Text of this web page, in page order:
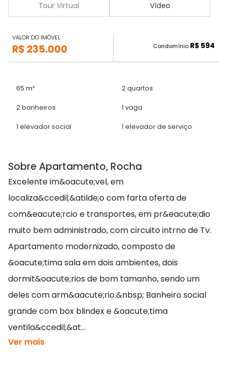
Tour Virtual Vídeo
VALOR DO IMÓVEL
R$ 235.000 Condomínio R$ 594
65 m² 2 quartos
2 banheiros 1 vaga
1 elevador social 1 elevador de serviço
Sobre Apartamento, Rocha
Excelente im&oacute;vel, em
localiza&ccedil;&atilde;o com farta oferta de
com&eacute;rcio e transportes, em pr&eacute;dio
muito bem administrado, com circuito intrno de Tv.
Apartamento modernizado, composto de
&oacute;tima sala em dois ambientes, dois
dormit&oacute;rios de bom tamanho, sendo um
deles com arm&aacute;rio.&nbsp; Banheiro social
grande com box blindex e &oacute;tima
ventila&ccedil;&at...
Ver mais